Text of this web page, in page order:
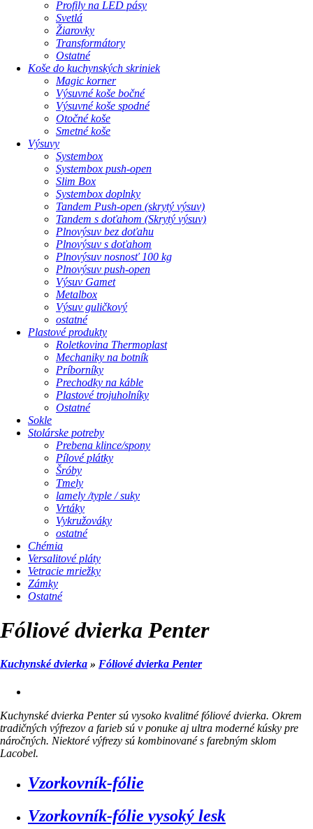
Profily na LED pásy
Svetlá
Žiarovky
Transformátory
Ostatné
Koše do kuchynských skriniek
Magic korner
Výsuvné koše bočné
Výsuvné koše spodné
Otočné koše
Smetné koše
Výsuvy
Systembox
Systembox push-open
Slim Box
Systembox doplnky
Tandem Push-open (skrytý výsuv)
Tandem s doťahom (Skrytý výsuv)
Plnovýsuv bez doťahu
Plnovýsuv s doťahom
Plnovýsuv nosnosť 100 kg
Plnovýsuv push-open
Výsuv Gamet
Metalbox
Výsuv guličkový
ostatné
Plastové produkty
Roletkovina Thermoplast
Mechaniky na botník
Príborníky
Prechodky na káble
Plastové trojuholníky
Ostatné
Sokle
Stolárske potreby
Prebena klince/spony
Pílové plátky
Šróby
Tmely
lamely /typle / suky
Vrtáky
Vykružováky
ostatné
Chémia
Versalitové pláty
Vetracie mriežky
Zámky
Ostatné
Fóliové dvierka Penter
Kuchynské dvierka » Fóliové dvierka Penter
Kuchynské dvierka Penter sú vysoko kvalitné fóliové dvierka. Okrem
tradičných výfrezov a farieb sú v ponuke aj ultra moderné kúsky pre
náročných. Niektoré výfrezy sú kombinované s farebným sklom
Lacobel.
Vzorkovník-fólie
Vzorkovník-fólie vysoký lesk